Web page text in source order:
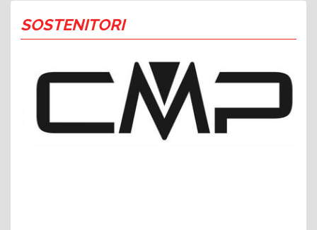
SOSTENITORI